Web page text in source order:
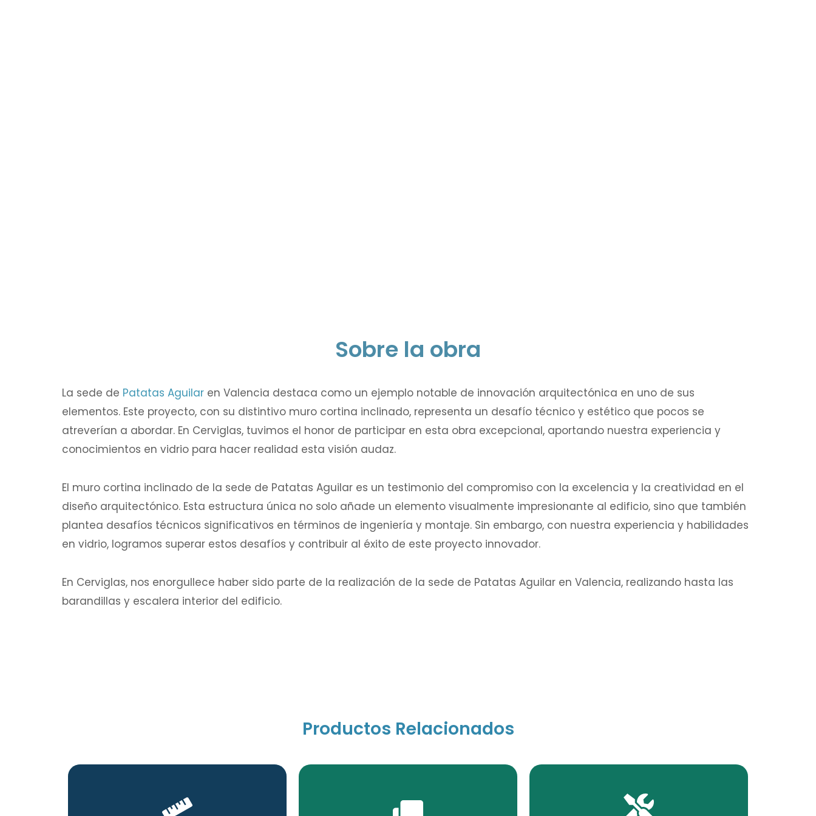
Sobre la obra
La sede de Patatas Aguilar en Valencia destaca como un ejemplo notable de innovación arquitectónica en uno de sus
elementos. Este proyecto, con su distintivo muro cortina inclinado, representa un desafío técnico y estético que pocos se
atreverían a abordar. En Cerviglas, tuvimos el honor de participar en esta obra excepcional, aportando nuestra experiencia y
conocimientos en vidrio para hacer realidad esta visión audaz.
El muro cortina inclinado de la sede de Patatas Aguilar es un testimonio del compromiso con la excelencia y la creatividad en el
diseño arquitectónico. Esta estructura única no solo añade un elemento visualmente impresionante al edificio, sino que también
plantea desafíos técnicos significativos en términos de ingeniería y montaje. Sin embargo, con nuestra experiencia y habilidades
en vidrio, logramos superar estos desafíos y contribuir al éxito de este proyecto innovador.
En Cerviglas, nos enorgullece haber sido parte de la realización de la sede de Patatas Aguilar en Valencia, realizando hasta las
barandillas y escalera interior del edificio.
Productos Relacionados